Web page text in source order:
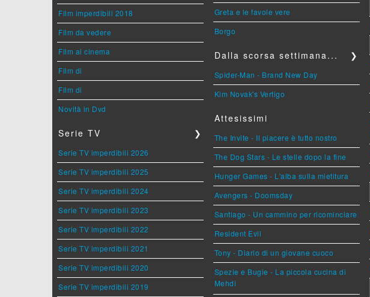
Film imperdibili 2018
Film da vedere
Film al cinema
Film di
Film di
Novità in Dvd
Serie TV ❯
Serie TV imperdibili 2026
Serie TV imperdibili 2025
Serie TV imperdibili 2024
Serie TV imperdibili 2023
Serie TV imperdibili 2022
Serie TV imperdibili 2021
Serie TV imperdibili 2020
Serie TV imperdibili 2019
Greta e le favole vere
Borgo
Dalla scorsa settimana... ❯
Spider-Man - Brand New Day
Kim Novak's Vertigo
Attesissimi
The Invite - Il piacere è tutto nostro
The Dog Stars - Le stelle dopo la fine
Hunger Games - L'alba sulla mietitura
Avengers - Doomsday
Santiago - Un cammino per ricominciare
Resident Evil
Tony - Diario di un giovane cuoco
Spezie e Bugie - La piccola cucina di
Mehdi